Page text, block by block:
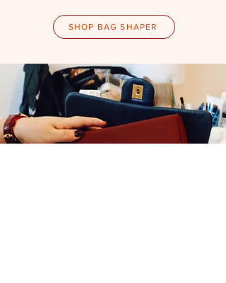
SHOP BAG SHAPER